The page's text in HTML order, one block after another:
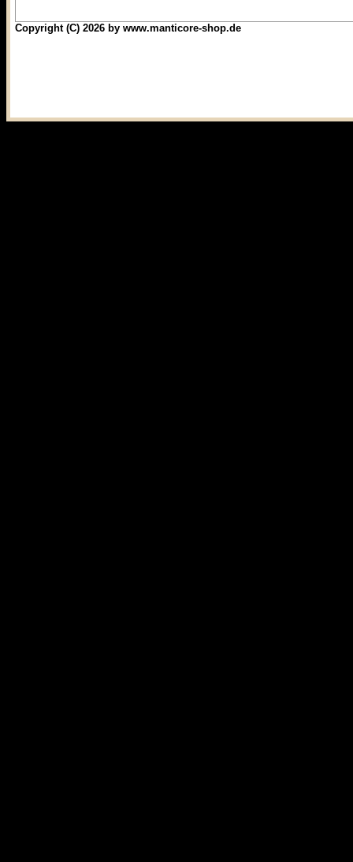
Copyright (C) 2026 by www.manticore-shop.de